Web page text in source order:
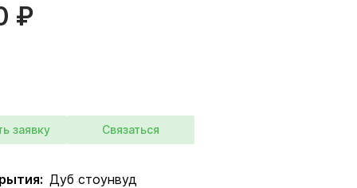
₽
заявку Связаться
Дуб стоунвуд